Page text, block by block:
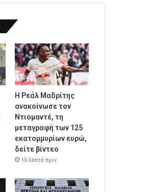
Η Ρεάλ Μαδρίτης
ανακοίνωσε τον
Ντιομαντέ, τη
μεταγραφή των 125
εκατομμυρίων ευρώ,
δείτε βίντεο
10 λεπτά πρίν